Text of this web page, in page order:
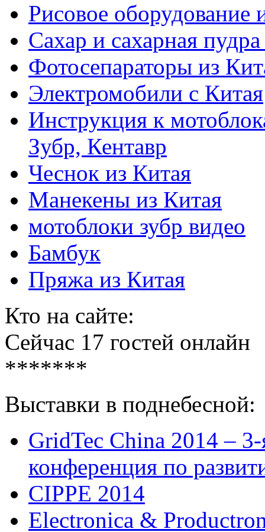
Рисовое оборудование
Сахар и сахарная
Фотосепараторы из
Электромобили с Китая
Инструкция к
Зубр, Кентавр
Чеснок из Китая
Манекены из Китая
мотоблоки зубр видео
Бамбук
Пряжа из Китая
Кто на сайте:
Сейчас 17 гостей онлайн
*******
Выставки в поднебесной:
GridTec China 2014 –
конференция по
CIPPE 2014
Electronica &